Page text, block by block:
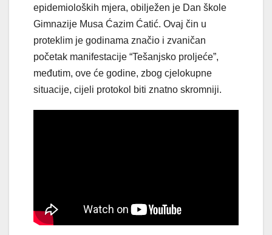
epidemioloških mjera, obilježen je Dan škole
Gimnazije Musa Ćazim Ćatić. Ovaj čin u
proteklim je godinama značio i zvaničan
početak manifestacije “Tešanjsko proljeće”,
međutim, ove će godine, zbog cjelokupne
situacije, cijeli protokol biti znatno skromniji.